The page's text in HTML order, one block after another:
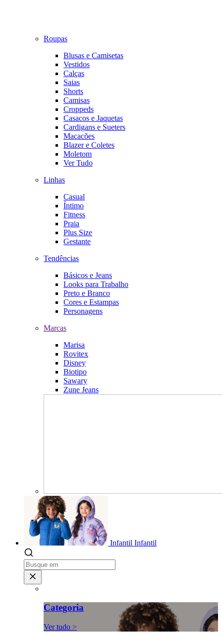
Roupas
Blusas e Camisetas
Vestidos
Calças
Saias
Shorts
Camisas
Croppeds
Casacos e Jaquetas
Cardigans e Sueters
Macacões
Blazer e Coletes
Moletom
Ver Tudo
Linhas
Casual
Íntimo
Fitness
Praia
Plus Size
Gestante
Tendências
Básicos e Jeans
Looks para Trabalho
Preto e Branco
Cores e Estampas
Personagens
Marcas
Marisa
Rovitex
Disney
Biotipo
Sawary
Zune Jeans
Infantil Infantil
Categoria
Ver tudo >